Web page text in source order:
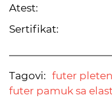
Atest:
Sertifikat:
Tagovi: futer
futer pamuk sa